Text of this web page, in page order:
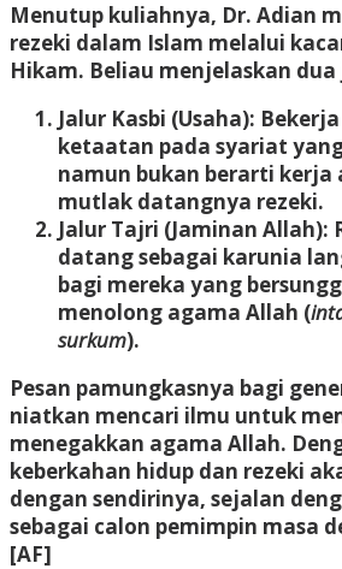
Menutup kuliahnya, Dr. Adian
rezeki dalam Islam melalui
Hikam. Beliau menjelaskan
Jalur Kasbi (Usaha):
ketaatan pada syariat
namun bukan berarti kerja
mutlak datangnya rezeki.
Jalur Tajri (Jaminan Allah):
datang sebagai karunia
bagi mereka yang
menolong agama Allah (
surkum).
Pesan pamungkasnya bagi
niatkan mencari ilmu untuk
menegakkan agama Allah.
keberkahan hidup dan rezeki
dengan sendirinya, sejalan
sebagai calon pemimpin masa
[AF]